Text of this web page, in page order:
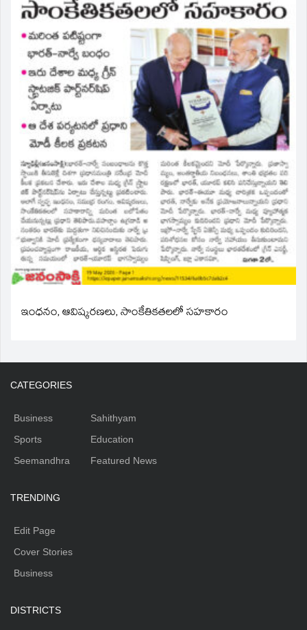
ఇంధనం, ఆవిష్కరణలు, సాంకేతికతలలో సహకారం
CATEGORIES
Business
Sports
Seemandhra
Sahithyam
Education
Featured News
TRENDING
Edit Page
Cover Stories
Business
DISTRICTS